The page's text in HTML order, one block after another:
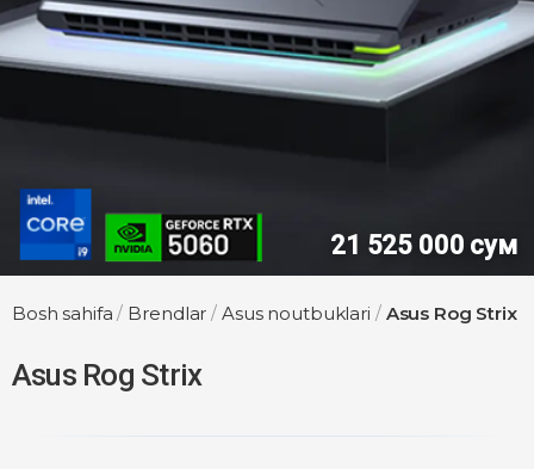
Bosh sahifa / Brendlar / Asus noutbuklari / Asus Rog Strix
Asus Rog Strix